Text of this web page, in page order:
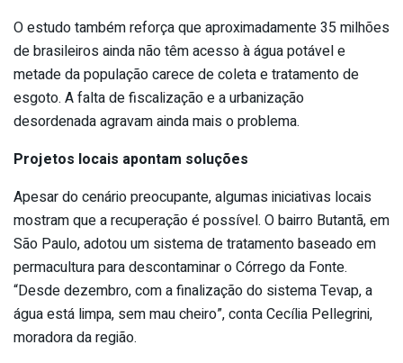
O estudo também reforça que aproximadamente 35 milhões
de brasileiros ainda não têm acesso à água potável e
metade da população carece de coleta e tratamento de
esgoto. A falta de fiscalização e a urbanização
desordenada agravam ainda mais o problema.
Projetos locais apontam soluções
Apesar do cenário preocupante, algumas iniciativas locais
mostram que a recuperação é possível. O bairro Butantã, em
São Paulo, adotou um sistema de tratamento baseado em
permacultura para descontaminar o Córrego da Fonte.
“Desde dezembro, com a finalização do sistema Tevap, a
água está limpa, sem mau cheiro”, conta Cecília Pellegrini,
moradora da região.